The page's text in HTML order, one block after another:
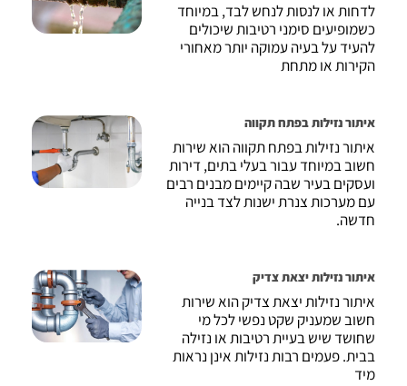
לדחות או לנסות לנחש לבד, במיוחד
כשמופיעים סימני רטיבות שיכולים
להעיד על בעיה עמוקה יותר מאחורי
הקירות או מתחת
איתור נזילות בפתח תקווה
איתור נזילות בפתח תקווה הוא שירות
חשוב במיוחד עבור בעלי בתים, דירות
ועסקים בעיר שבה קיימים מבנים רבים
עם מערכות צנרת ישנות לצד בנייה
חדשה.
איתור נזילות יצאת צדיק
איתור נזילות יצאת צדיק הוא שירות
חשוב שמעניק שקט נפשי לכל מי
שחושד שיש בעיית רטיבות או נזילה
בבית. פעמים רבות נזילות אינן נראות
מיד